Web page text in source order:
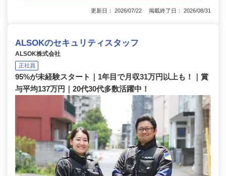
更新日： 2026/07/22 掲載終了日： 2026/08/31
ALSOKのセキュリティスタッフ
ALSOK株式会社
正社員
95%が未経験スタート｜1年目で月収31万円以上も！｜賞
与平均137万円｜20代30代多数活躍中！